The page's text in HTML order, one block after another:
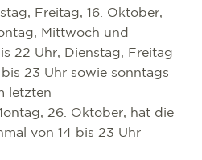
Freitag, 16. Oktober,
Mittwoch und
22 Uhr, Dienstag, Freitag
23 Uhr sowie sonntags
letzten
26. Oktober, hat die
von 14 bis 23 Uhr